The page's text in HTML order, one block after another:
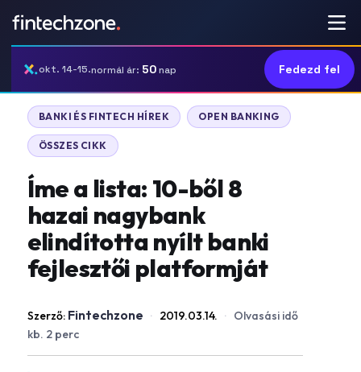
okt. 14-15.normál ár: 50nap Fedezd fel
BANKI ÉS FINTECH HÍREK OPEN BANKING
ÖSSZES CIKK
Íme a lista: 10-ből 8
hazai nagybank
elindította nyílt banki
fejlesztői platformját
Szerző: Fintechzone · 2019.03.14. · Olvasási idő
kb. 2 perc